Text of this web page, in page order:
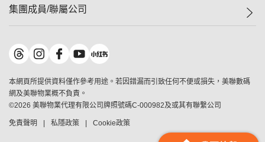
租盤
按揭計算機
負擔能力計算機
轉按計算機
繳款方式
歷史成交
屋苑成交排行榜
地區百科
屋苑專頁
美聯精英會
美善會
地產代理管理協會
申報已遞交的購樓意向登記
集團成員/聯屬公司
美聯物業
鋑聯控股*
美聯工商舖*
美聯中國
美聯澳門
美聯金融集團
本網頁所提供資料僅作參考用途。若因錯漏而引致任何不便或損失，美聯數碼
網及美聯物業概不負責。
©2026 美聯物業代理有限公司牌照號碼C-000982及或其有聯繫公司
免責聲明 私隱政策 Cookie政策